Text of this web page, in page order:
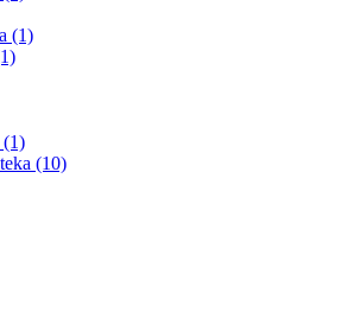
(1)
(1)
(10)